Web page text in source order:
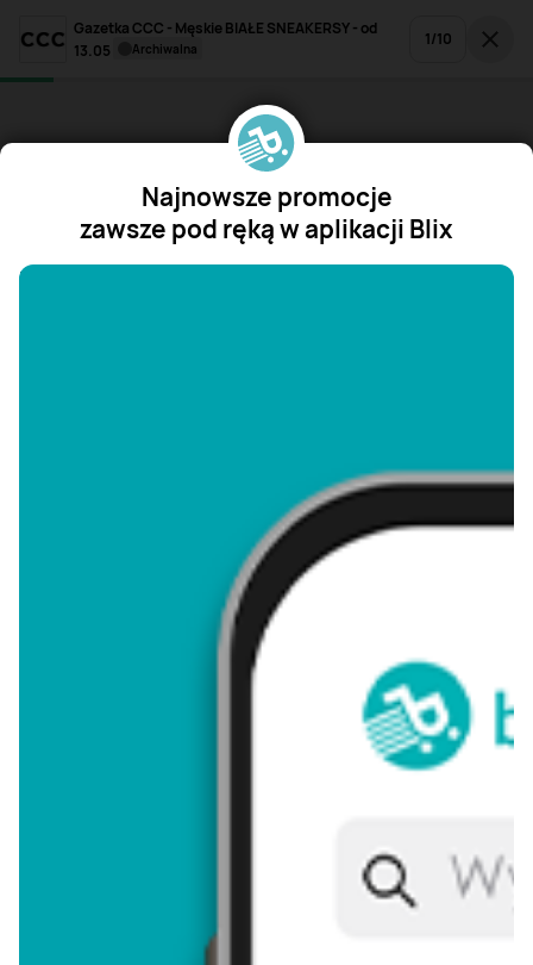
Gazetka CCC - Męskie BIAŁE SNEAKERSY - od
13.05
archiwalna 1/10
Najnowsze promocje
zawsze pod ręką w aplikacji Blix
"/>